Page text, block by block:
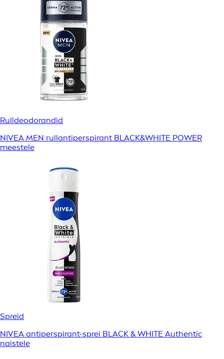
Rulldeodorandid
NIVEA MEN rullantiperspirant BLACK&WHITE POWER
meestele
Spreid
NIVEA antiperspirant-sprei BLACK & WHITE Authentic
naistele